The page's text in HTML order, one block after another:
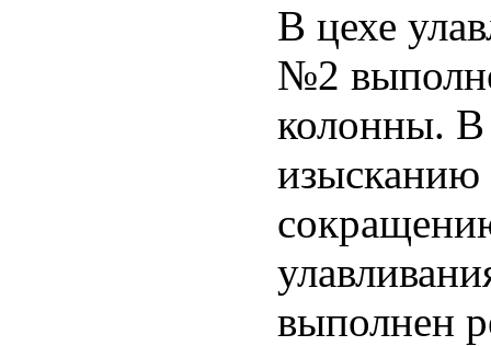
В цехе
№2
колонны.
изысканию
выполнен